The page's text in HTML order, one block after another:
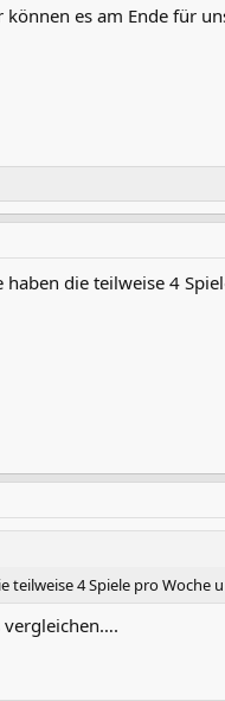
es am Ende für
die teilweise 4
4 Spiele pro Woche
vergleichen….